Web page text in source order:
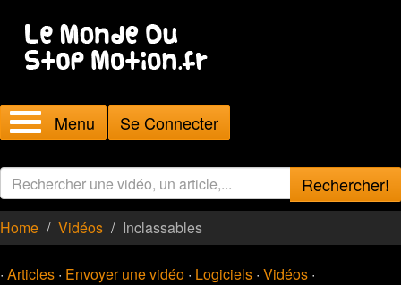
Menu Se Connecter
Rechercher!
Home Vidéos Inclassables
· Articles · Envoyer une vidéo · Logiciels · Vidéos ·